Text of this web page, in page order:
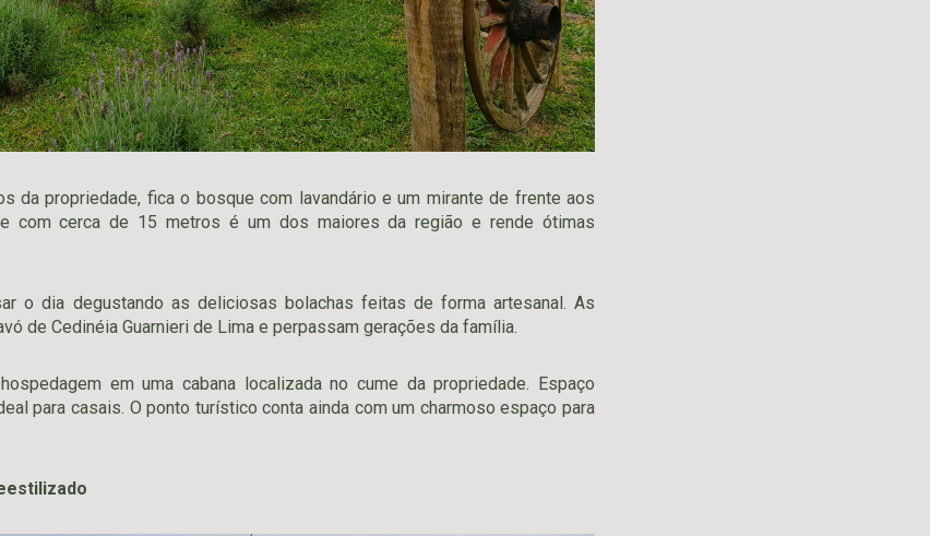
da propriedade, fica o bosque com lavandário e um mirante de frente aos
com cerca de 15 metros é um dos maiores da região e rende ótimas
o dia degustando as deliciosas bolachas feitas de forma artesanal. As
de Cedinéia Guarnieri de Lima e perpassam gerações da família.
em uma cabana localizada no cume da propriedade. Espaço
para casais. O ponto turístico conta ainda com um charmoso espaço para